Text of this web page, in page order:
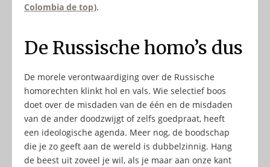
Colombia de top).
De Russische homo’s dus
De morele verontwaardiging over de Russische
homorechten klinkt hol en vals. Wie selectief boos
doet over de misdaden van de één en de misdaden
van de ander doodzwijgt of zelfs goedpraat, heeft
een ideologische agenda. Meer nog, de boodschap
die je zo geeft aan de wereld is dubbelzinnig. Hang
de beest uit zoveel je wil, als je maar aan onze kant